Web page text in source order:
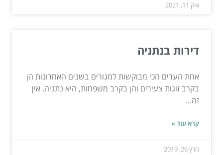
אוק 11, 2021
דירות בנתניה
אחת הערים הכי מבוקשות למגורים בשנים האחרונות הן
בקרב זוגות צעירים והן בקרב משפחות, היא נתניה. אין
זה...
קרא עוד »
מרץ 26, 2019